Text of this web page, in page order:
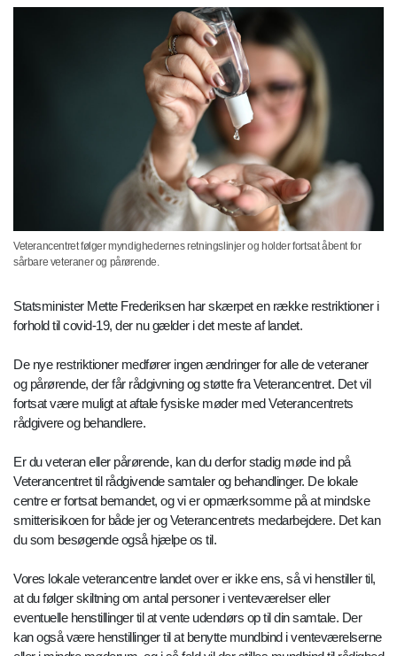
Veterancentret følger myndighedernes retningslinjer og holder fortsat åbent for
sårbare veteraner og pårørende.
Statsminister Mette Frederiksen har skærpet en række restriktioner i
forhold til covid-19, der nu gælder i det meste af landet.
De nye restriktioner medfører ingen ændringer for alle de veteraner
og pårørende, der får rådgivning og støtte fra Veterancentret. Det vil
fortsat være muligt at aftale fysiske møder med Veterancentrets
rådgivere og behandlere.
Er du veteran eller pårørende, kan du derfor stadig møde ind på
Veterancentret til rådgivende samtaler og behandlinger. De lokale
centre er fortsat bemandet, og vi er opmærksomme på at mindske
smitterisikoen for både jer og Veterancentrets medarbejdere. Det kan
du som besøgende også hjælpe os til.
Vores lokale veterancentre landet over er ikke ens, så vi henstiller til,
at du følger skiltning om antal personer i venteværelser eller
eventuelle henstillinger til at vente udendørs op til din samtale. Der
kan også være henstillinger til at benytte mundbind i venteværelserne